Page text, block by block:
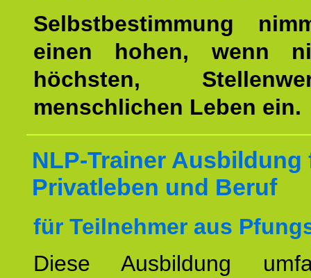
Selbstbestimmung
einen hohen, wenn
höchsten,
menschlichen Leben ein.
NLP-Trainer Ausbildung
Privatleben und Beruf
für Teilnehmer aus
Diese Ausbildung